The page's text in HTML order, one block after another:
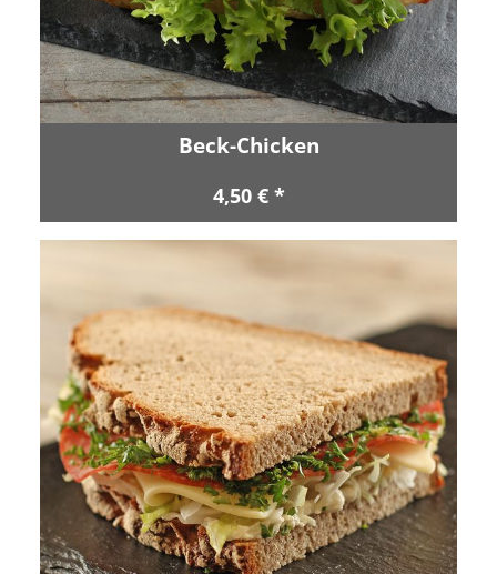
Beck-Chicken
4,50 € *